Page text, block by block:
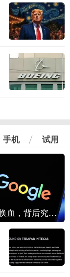
手机 试用
谷歌AI大换血，背后究竟发生了什么？